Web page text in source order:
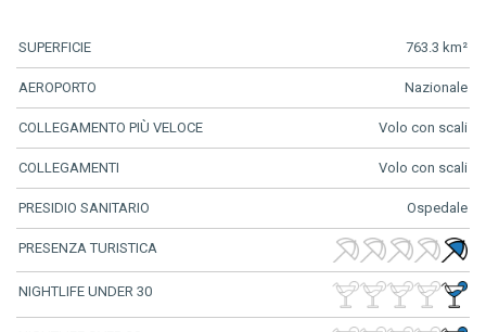
SUPERFICIE 763.3 km²
AEROPORTO Nazionale
COLLEGAMENTO PIÙ VELOCE Volo con scali
COLLEGAMENTI Volo con scali
PRESIDIO SANITARIO Ospedale
PRESENZA TURISTICA
NIGHTLIFE UNDER 30